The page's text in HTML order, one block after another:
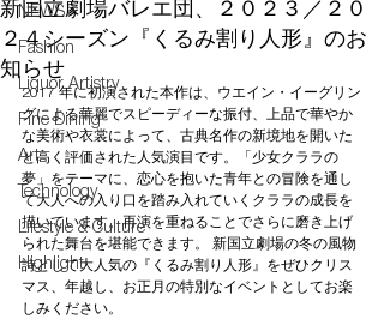
NEWS
Fashion
Liquor Artistry
Fine Dining
Art
Technology
Lifestyle & Culture
Highlight
新国立劇場バレエ団、２０２３／２０
２４シーズン『くるみ割り人形』のお
知らせ
2017 年に初演された本作は、ウエイン・イーグリン
グによる華麗でスピーディーな振付、上品で華やか
な美術や衣裳によって、古典名作の新境地を開いた
と高く評価された人気演目です。「少女クララの
夢」をテーマに、恋心を抱いた青年との冒険を通し
て大人への入り口を踏み入れていくクララの成長を
描いています。再演を重ねることでさらに磨き上げ
られた舞台を堪能できます。 新国立劇場の冬の風物
詩として大人気の『くるみ割り人形』をぜひクリス
マス、年越し、お正月の特別なイベントとしてお楽
しみください。